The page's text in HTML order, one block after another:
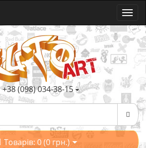
+38 (098) 034-38-15
Товарів: 0 (0 грн.)